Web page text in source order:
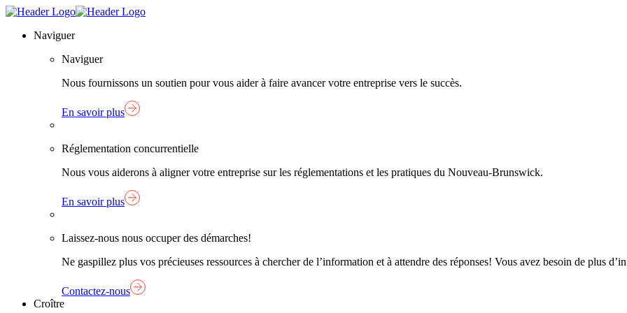
Skip
content
Lien
Naviguer
Naviguer
Nous fournissons un soutien pour vous aider à faire avancer votre entreprise vers le succès.
En savoir plus
Réglementation concurrentielle
Nous vous aiderons à aligner votre entreprise sur les réglementations et les pratiques du Nouveau-Brunswick.
En savoir plus
Laissez-nous nous occuper des démarches!
Ne gaspillez plus vos précieuses ressources à chercher de l’information et à attendre des réponses! Vous avez besoin de plus
Contactez-nous
Croître